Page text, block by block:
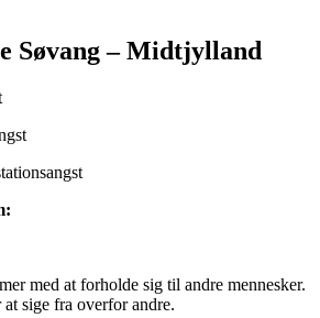
Søvang – Midtjylland
med at forholde sig til andre mennesker.
sige fra overfor andre.